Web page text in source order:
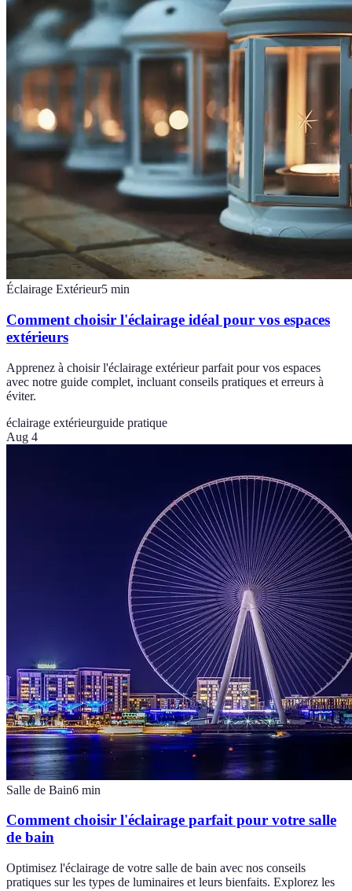
Éclairage Extérieur5 min
Comment choisir l'éclairage idéal pour vos espaces
extérieurs
Apprenez à choisir l'éclairage extérieur parfait pour vos espaces
avec notre guide complet, incluant conseils pratiques et erreurs à
éviter.
éclairage extérieurguide pratique
Aug 4
Salle de Bain6 min
Comment choisir l'éclairage parfait pour votre salle
de bain
Optimisez l'éclairage de votre salle de bain avec nos conseils
pratiques sur les types de luminaires et leurs bienfaits. Explorez les